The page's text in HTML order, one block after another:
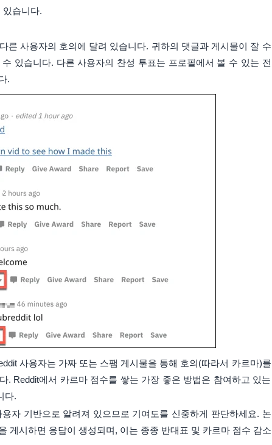
있습니다.
른 사용자의 호의에 달려 있습니다. 귀하의 댓글과 게시물이 잘 수
있습니다. 다른 사용자의 찬성 투표는 프로필에서 볼 수 있는 전
.
사용자는 가짜 또는 스팸 게시물을 통해 호의(따라서 카르마)를
. Reddit에서 카르마 점수를 쌓는 가장 좋은 방법은 참여하고 있는
다.
자 기반으로 알려져 있으므로 기여도를 신중하게 판단하세요. 논
게시하면 응답이 생성되며, 이는 종종 반대표 및 카르마 점수 감소